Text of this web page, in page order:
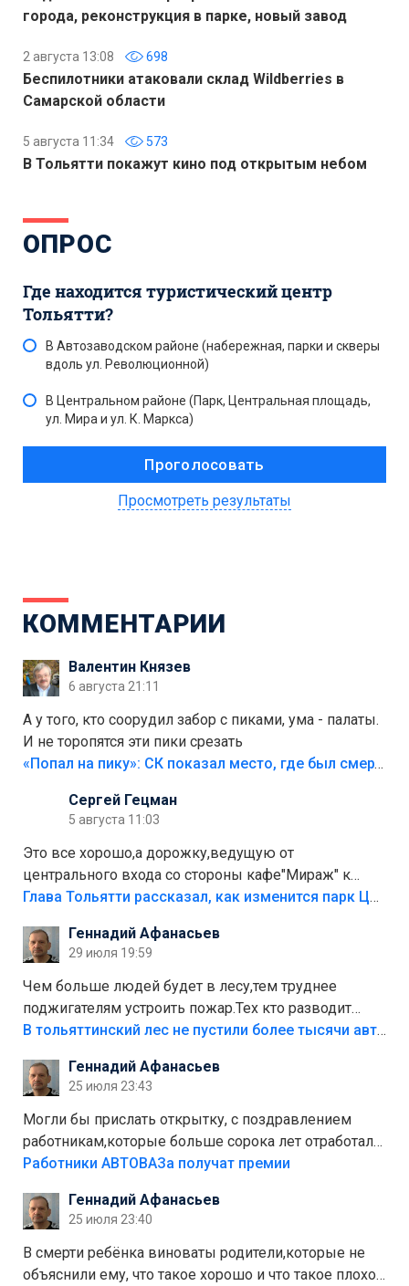
города, реконструкция в парке, новый завод
2 августа 13:08 698
Беспилотники атаковали склад Wildberries в
Самарской области
5 августа 11:34 573
В Тольятти покажут кино под открытым небом
ОПРОС
Где находится туристический центр
Тольятти?
В Автозаводском районе (набережная, парки и скверы
вдоль ул. Революционной)
В Центральном районе (Парк, Центральная площадь,
ул. Мира и ул. К. Маркса)
Просмотреть результаты
КОММЕНТАРИИ
Валентин Князев
6 августа 21:11
А у того, кто соорудил забор с пиками, ума - палаты.
И не торопятся эти пики срезать
«Попал на пику»: СК показал место, где был смертельно травмирован ребенок в Тольятти
Сергей Гецман
5 августа 11:03
Это все хорошо,а дорожку,ведущую от
центрального входа со стороны кафе"Мираж" к
аттракционам слабо доделать?А то бордюры
лежала в парке и испортилась.Да еще,видимо,часть
украли.
Глава Тольятти рассказал, как изменится парк Центрального района
Геннадий Афанасьев
29 июля 19:59
Чем больше людей будет в лесу,тем труднее
поджигателям устроить пожар.Тех кто разводит
костры,тех надо безбожно штрафовать.Камер полно
Штрафы мизерные.
В тольяттинский лес не пустили более тысячи автомобилей
Геннадий Афанасьев
25 июля 23:43
Могли бы прислать открытку, с поздравлением
работникам,которые больше сорока лет отработали
на предприятии.
Работники АВТОВАЗа получат премии
Геннадий Афанасьев
25 июля 23:40
В смерти ребёнка виноваты родители,которые не
объяснили ему, что такое хорошо и что такое плохо!